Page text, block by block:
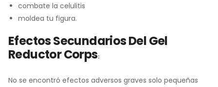
combate la celulitis
moldea tu figura.
Efectos Secundarios DelGel
Reductor Corps:
No se encontró efectos adversos graves solo pequeñas